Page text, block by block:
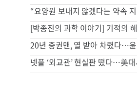
[박종진의 과학 이야기] 기적의 해